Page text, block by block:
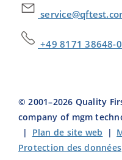
+49 8171 38648-0
© 2001–2026 Quality
company of mgm
| Plan de site web |
Protection des données